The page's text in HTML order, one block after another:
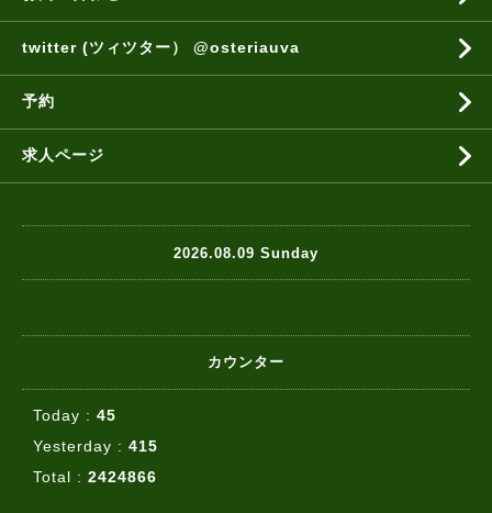
twitter (ツィツター） @osteriauva
予約
求人ページ
2026.08.09 Sunday
カウンター
Today : 45
Yesterday : 415
Total : 2424866